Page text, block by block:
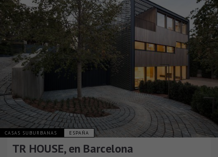
CASAS SUBURBANAS ESPAÑA
TR HOUSE, en Barcelona